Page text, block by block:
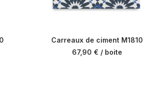
Carreaux de ciment M1810
67,90 € / boite